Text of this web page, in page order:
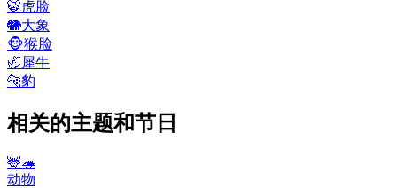
🐯虎脸
🐘大象
🐵猴脸
🦏犀牛
🐆豹
相关的主题和节日
🦌🦔
动物